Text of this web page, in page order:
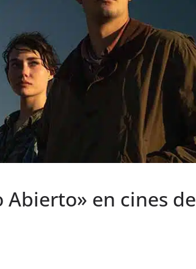
Abierto» en cines de